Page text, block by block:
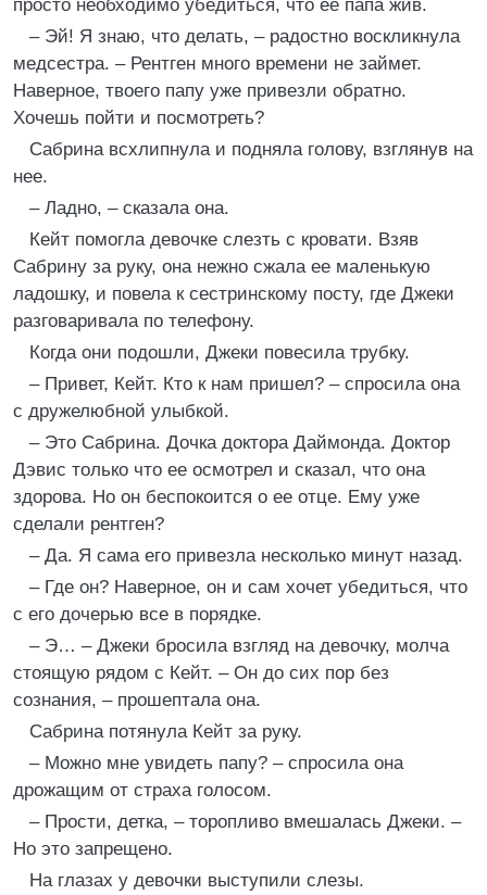
просто необходимо убедиться, что ее папа жив.
– Эй! Я знаю, что делать, – радостно воскликнула
медсестра. – Рентген много времени не займет.
Наверное, твоего папу уже привезли обратно.
Хочешь пойти и посмотреть?
Сабрина всхлипнула и подняла голову, взглянув на
нее.
– Ладно, – сказала она.
Кейт помогла девочке слезть с кровати. Взяв
Сабрину за руку, она нежно сжала ее маленькую
ладошку, и повела к сестринскому посту, где Джеки
разговаривала по телефону.
Когда они подошли, Джеки повесила трубку.
– Привет, Кейт. Кто к нам пришел? – спросила она
с дружелюбной улыбкой.
– Это Сабрина. Дочка доктора Даймонда. Доктор
Дэвис только что ее осмотрел и сказал, что она
здорова. Но он беспокоится о ее отце. Ему уже
сделали рентген?
– Да. Я сама его привезла несколько минут назад.
– Где он? Наверное, он и сам хочет убедиться, что
с его дочерью все в порядке.
– Э… – Джеки бросила взгляд на девочку, молча
стоящую рядом с Кейт. – Он до сих пор без
сознания, – прошептала она.
Сабрина потянула Кейт за руку.
– Можно мне увидеть папу? – спросила она
дрожащим от страха голосом.
– Прости, детка, – торопливо вмешалась Джеки. –
Но это запрещено.
На глазах у девочки выступили слезы.